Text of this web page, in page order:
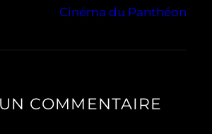
Cinéma du Panthéon
COMMENTAIRE